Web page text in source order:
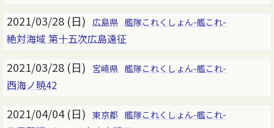
2021/03/28 (日) 広島県 艦隊これくしょん-艦これ-
絶対海域 第十五次広島遠征
2021/03/28 (日) 宮崎県 艦隊これくしょん-艦これ-
西海ノ暁42
2021/04/04 (日) 東京都 艦隊これくしょん-艦これ-